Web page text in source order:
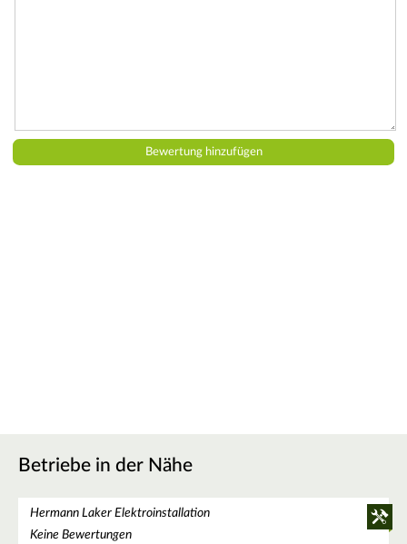
Betriebe in der Nähe
Hermann Laker Elektroinstallation
Keine Bewertungen